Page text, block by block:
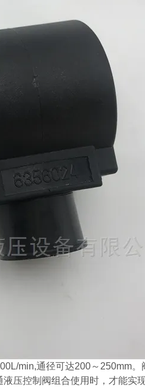
min,通径可达200～250mm。
压控制阀组合使用时，才能实